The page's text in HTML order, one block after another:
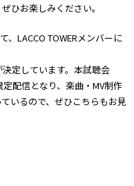
ひお楽しみください。
、LACCO TOWERメンバーに
定しています。本試聴会
配信となり、楽曲・MV制作
いるので、ぜひこちらもお見